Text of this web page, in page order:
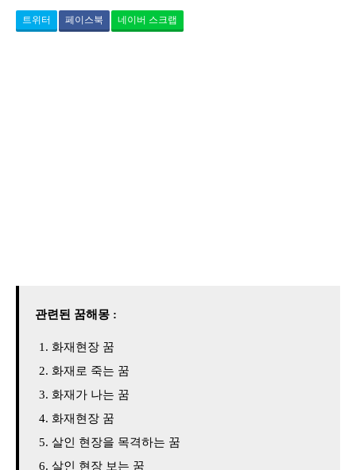
트위터 페이스북 네이버 스크랩
관련된 꿈해몽 :
화재현장 꿈
화재로 죽는 꿈
화재가 나는 꿈
화재현장 꿈
살인 현장을 목격하는 꿈
살인 현장 보는 꿈